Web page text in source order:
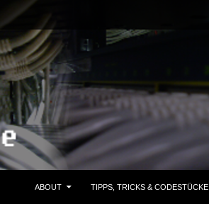
ABOUT
TIPPS, TRICKS & CODESTÜCKE